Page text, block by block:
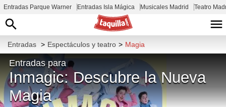
Entradas Parque Warner Entradas Isla Mágica Musicales Madrid Teatro
Entradas > Espectáculos y teatro > Magia
Entradas para
Inmagic: Descubre la Nueva
Magia